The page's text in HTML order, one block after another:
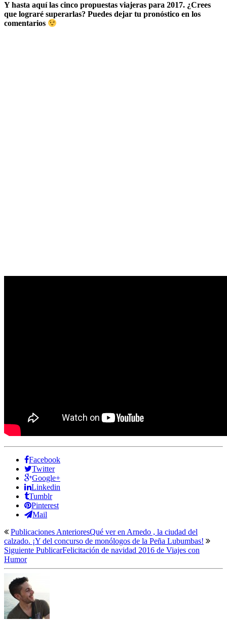
Y hasta aquí las cinco propuestas viajeras para 2017. ¿Crees
que lograré superarlas? Puedes dejar tu pronóstico en los
comentarios
Facebook
Twitter
Google+
Linkedin
Tumblr
Pinterest
Mail
Publicaciones AnterioresQué ver en Arnedo , la ciudad del
calzado. ¡Y del concurso de monólogos de la Peña Lubumbas!
Siguiente PublicarFelicitación de navidad 2016 de Viajes con
Humor